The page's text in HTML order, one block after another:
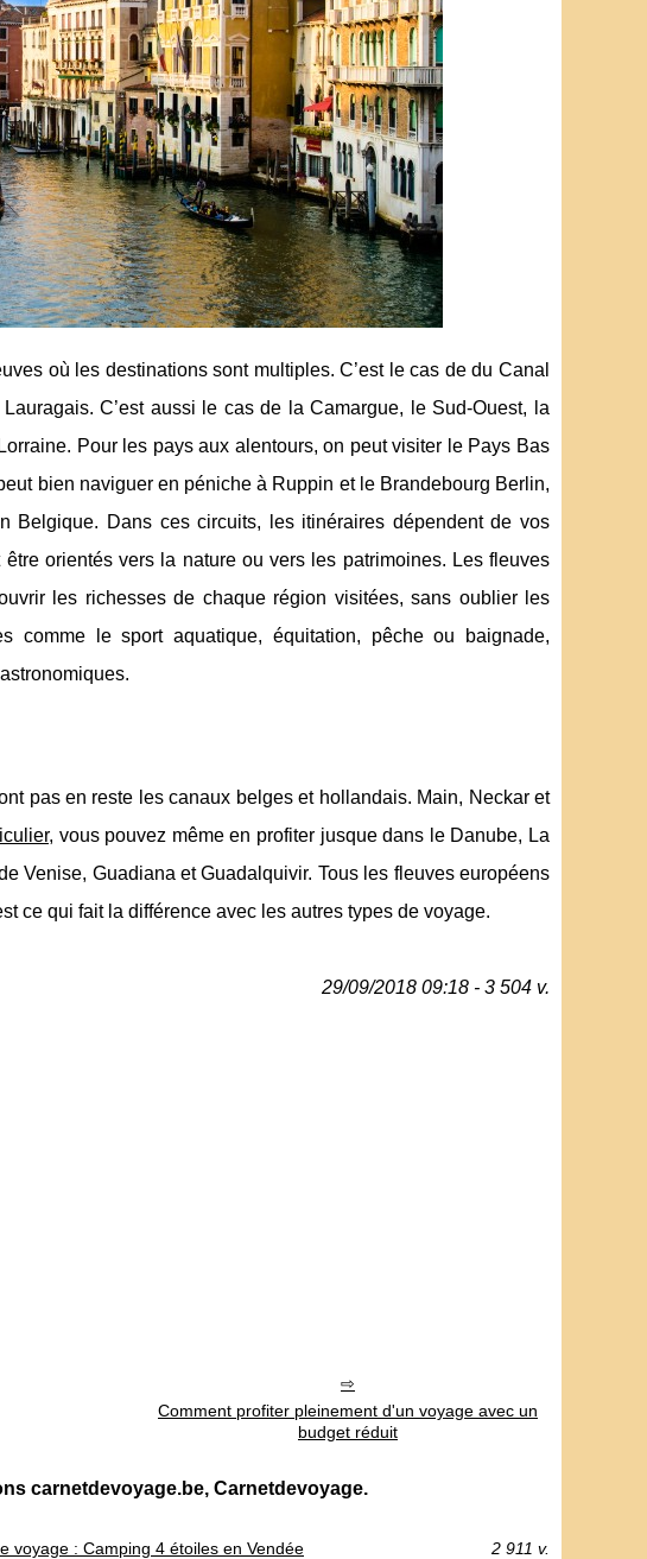
où les destinations sont multiples. C’est le cas de du Canal
C’est aussi le cas de la Camargue, le Sud-Ouest, la
Pour les pays aux alentours, on peut visiter le Pays Bas
bien naviguer en péniche à Ruppin et le Brandebourg Berlin,
Dans ces circuits, les itinéraires dépendent de vos
orientés vers la nature ou vers les patrimoines. Les fleuves
les richesses de chaque région visitées, sans oublier les
comme le sport aquatique, équitation, pêche ou baignade,
pas en reste les canaux belges et hollandais. Main, Neckar et
, vous pouvez même en profiter jusque dans le Danube, La
Venise, Guadiana et Guadalquivir. Tous les fleuves européens
ce qui fait la différence avec les autres types de voyage.
29/09/2018 09:18 - 3 504 v.
Comment profiter pleinement d'un voyage avec un
budget réduit
carnetdevoyage.be, Carnetdevoyage.
voyage : Camping 4 étoiles en Vendée 2 911 v.